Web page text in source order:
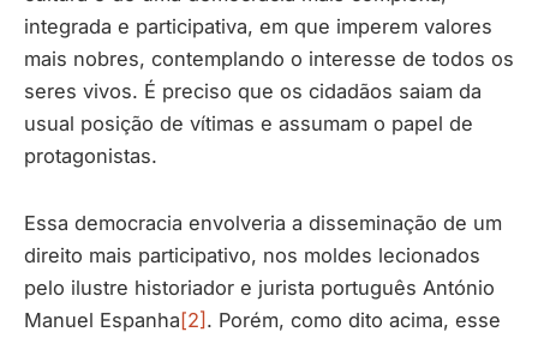
integrada e participativa, em que imperem valores
mais nobres, contemplando o interesse de todos os
seres vivos. É preciso que os cidadãos saiam da
usual posição de vítimas e assumam o papel de
protagonistas.
Essa democracia envolveria a disseminação de um
direito mais participativo, nos moldes lecionados
pelo ilustre historiador e jurista português António
Manuel Espanha[2]. Porém, como dito acima, esse